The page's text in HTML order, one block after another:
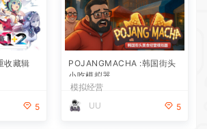
收藏辑
5
POJANGMACHA :韩国街头
小吃模拟器
模拟经营
UU
5